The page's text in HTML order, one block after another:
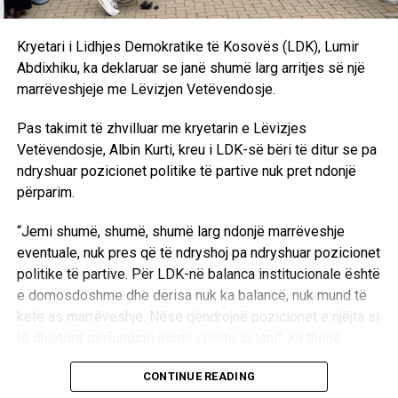
Kryetari i Lidhjes Demokratike të Kosovës (LDK), Lumir
Abdixhiku, ka deklaruar se janë shumë larg arritjes së një
marrëveshjeje me Lëvizjen Vetëvendosje.
Pas takimit të zhvilluar me kryetarin e Lëvizjes
Vetëvendosje, Albin Kurti, kreu i LDK-së bëri të ditur se pa
ndryshuar pozicionet politike të partive nuk pret ndonjë
përparim.
“Jemi shumë, shumë, shumë larg ndonjë marrëveshje
eventuale, nuk pres që të ndryshoj pa ndryshuar pozicionet
politike të partive. Për LDK-në balanca institucionale është
e domosdoshme dhe derisa nuk ka balancë, nuk mund të
ketë as marrëveshje. Nëse qëndrojnë pozicionet e njëjta si
Abdixhiku.
CONTINUE READING